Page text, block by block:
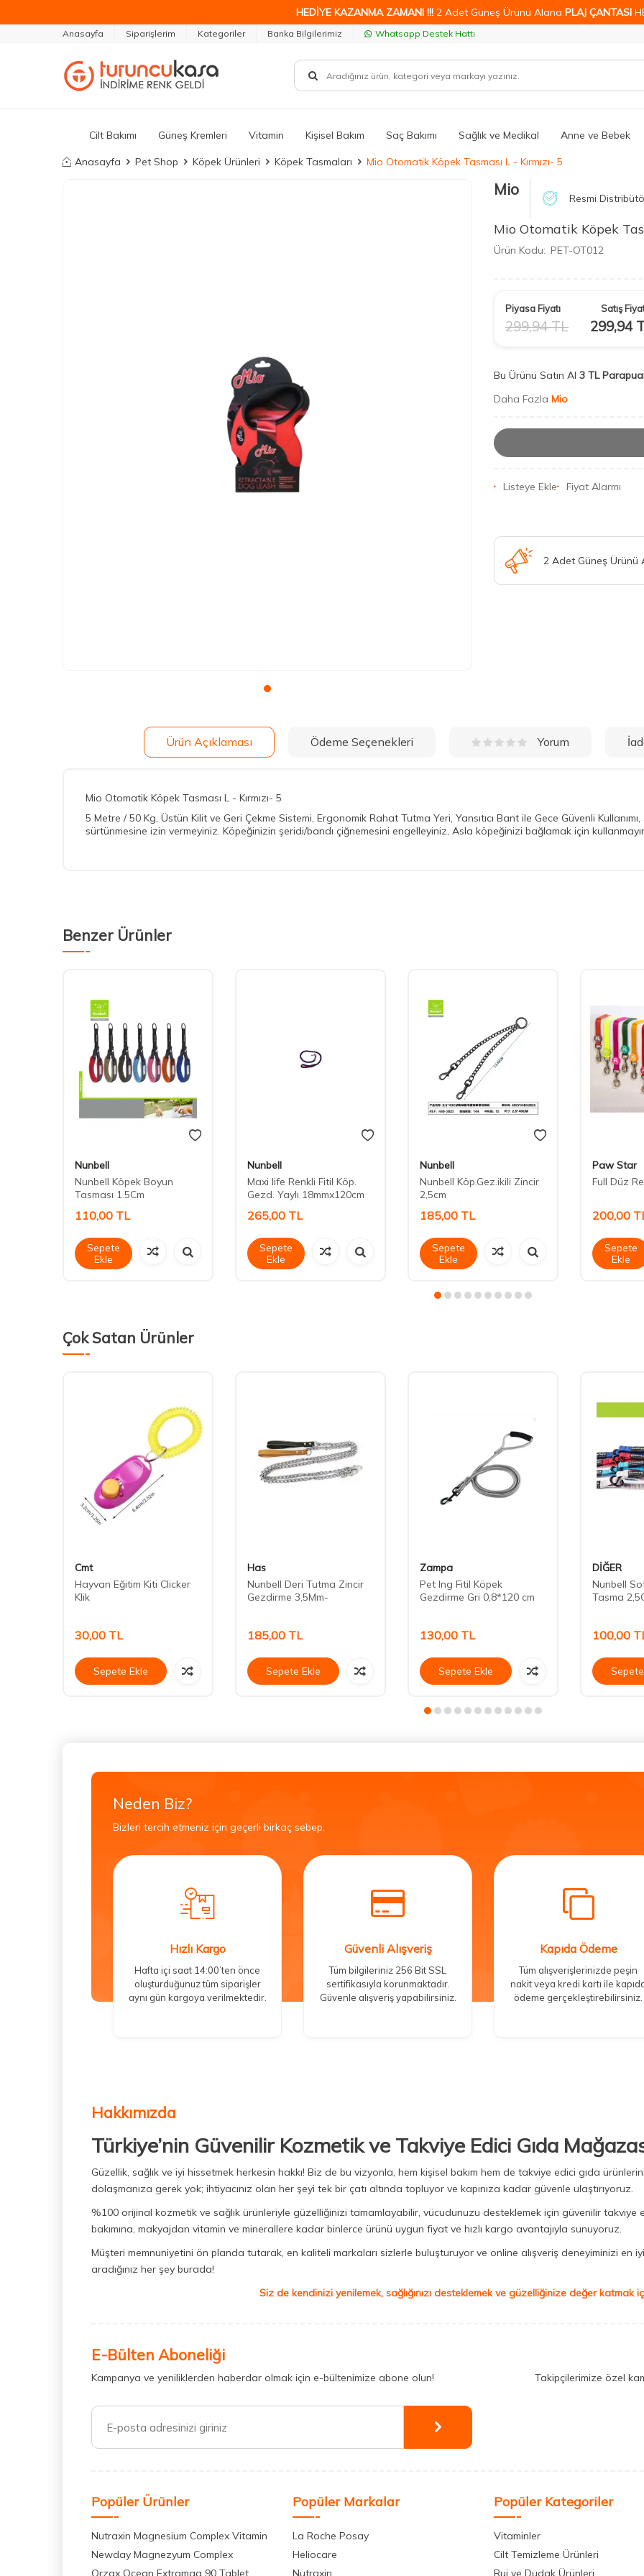
HEDİYE KAZANMA ZAMANI !!! 2 Adet Güneş Ürünü Alana PLAJ ÇANTASI
Anasayfa Siparişlerim Kategoriler Banka Bilgilerimiz Whatsapp Destek Hattı
Cilt Bakımı Güneş Kremleri Vitamin Kişisel Bakım Saç Bakımı Sağlık ve Medikal Anne ve Bebek
Anasayfa Pet Shop Köpek Ürünleri Köpek Tasmaları Mio Otomatik Köpek Tasması L - Kırmızı- 5
Mio Resmi
Mio Otomatik Köpek
Ürün Kodu: PET-OT012
Piyasa Fiyatı
299,94TL
Satış
299,94
Bu Ürünü Satın Al 3 TL
Daha Fazla Mio
Listeye Ekle Fiyat Alarmı
2 Adet Güneş Ürünü
Ürün Açıklaması Ödeme Seçenekleri Yorum
Mio Otomatik Köpek Tasması L - Kırmızı- 5
5 Metre / 50 Kg, Üstün Kilit ve Geri Çekme Sistemi, Ergonomik Rahat Tutma Yeri, Yansıtıcı Bant ile Gece Güvenli
sürtünmesine izin vermeyiniz. Köpeğinizin şeridi/bandı çiğnemesini engelleyiniz, Asla köpeğinizi bağlamak için
Benzer Ürünler
Nunbell
Nunbell Köpek Boyun
Tasması 1.5Cm
110,00 TL
Sepete
Ekle
Nunbell
Maxi life Renkli Fitil Köp.
Gezd. Yaylı 18mmx120cm
265,00 TL
Sepete
Ekle
Nunbell
Nunbell Köp.Gez.ikili Zincir
2,5cm
185,00 TL
Sepete
Ekle
Paw Star
Full Düz
200,00
Sepete
Ekle
Çok Satan Ürünler
Cmt
Hayvan Eğitim Kiti Clicker
Klik
30,00 TL
Sepete Ekle
Has
Nunbell Deri Tutma Zincir
Gezdirme 3,5Mm-
185,00 TL
Sepete Ekle
Zampa
Pet Ing Fitil Köpek
Gezdirme Gri 0,8*120 cm
130,00 TL
Sepete Ekle
DİĞER
Nunbell
Tasma
100,00
Neden Biz?
Bizleri tercih etmeniz için geçerli birkaç sebep.
Hızlı Kargo
Hafta içi saat 14:00’ten önce
oluşturduğunuz tüm siparişler
aynı gün kargoya verilmektedir.
Güvenli Alışveriş
Tüm bilgileriniz 256 Bit SSL
sertifikasıyla korunmaktadır.
Güvenle alışveriş yapabilirsiniz.
Kapıda Ödeme
Tüm alışverişlerinizde peşin
nakit veya kredi kartı ile
ödeme gerçekleştirebilirsiniz.
Hakkımızda
Türkiye’nin Güvenilir Kozmetik ve Takviye Edici Gıda
Güzellik, sağlık ve iyi hissetmek herkesin hakkı! Biz de bu vizyonla, hem kişisel bakım hem de takviye edici gıda
dolaşmanıza gerek yok; ihtiyacınız olan her şeyi tek bir çatı altında topluyor ve kapınıza kadar güvenle ulaştırıyoruz.
%100 orijinal kozmetik ve sağlık ürünleriyle güzelliğinizi tamamlayabilir, vücudunuzu desteklemek için güvenilir takviye
bakımına, makyajdan vitamin ve minerallere kadar binlerce ürünü uygun fiyat ve hızlı kargo avantajıyla sunuyoruz.
Müşteri memnuniyetini ön planda tutarak, en kaliteli markaları sizlerle buluşturuyor ve online alışveriş deneyiminizi en
aradığınız her şey burada!
Siz de kendinizi yenilemek, sağlığınızı desteklemek ve güzelliğinize değer katmak
E-Bülten Aboneliği
Kampanya ve yeniliklerden haberdar olmak için e-bültenimize abone olun! Takipçilerimize özel
Popüler Ürünler
Nutraxin Magnesium Complex Vitamin
Newday Magnezyum Complex
Popüler Markalar
La Roche Posay
Heliocare
Popüler Kategoriler
Vitaminler
Cilt Temizleme Ürünleri